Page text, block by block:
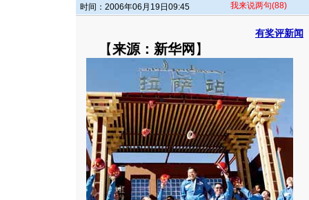
时间：2006年06月19日09:45 我来说两句(88)
有奖评新闻
【来源：新华网 】